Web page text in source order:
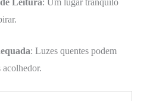
Leitura: Um lugar tranquilo
: Luzes quentes podem
acolhedor.